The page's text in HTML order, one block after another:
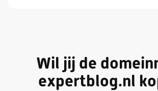
Wil jij de
expertblog.nl